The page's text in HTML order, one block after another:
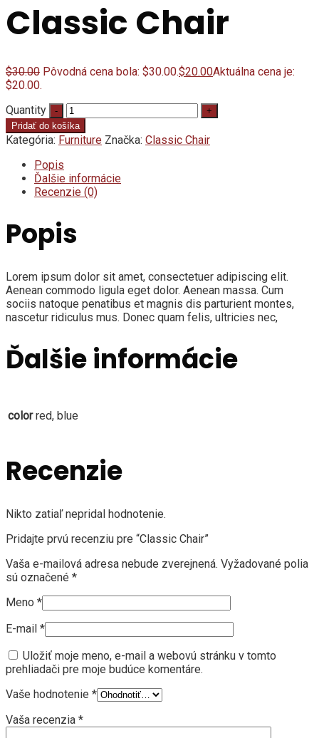
Classic Chair
$30.00 Pôvodná cena bola: $30.00.$20.00Aktuálna cena je:
$20.00.
Quantity
Pridať do košíka
Kategória: Furniture Značka: Classic Chair
Popis
Ďalšie informácie
Recenzie (0)
Popis
Lorem ipsum dolor sit amet, consectetuer adipiscing elit.
Aenean commodo ligula eget dolor. Aenean massa. Cum
sociis natoque penatibus et magnis dis parturient montes,
nascetur ridiculus mus. Donec quam felis, ultricies nec,
Ďalšie informácie
color red, blue
Recenzie
Nikto zatiaľ nepridal hodnotenie.
Pridajte prvú recenziu pre “Classic Chair”
Vaša e-mailová adresa nebude zverejnená. Vyžadované polia
sú označené *
Meno *
E-mail *
Uložiť moje meno, e-mail a webovú stránku v tomto
prehliadači pre moje budúce komentáre.
Vaše hodnotenie *
Vaša recenzia *